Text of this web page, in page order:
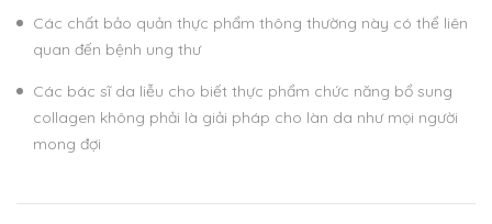
Các chất bảo quản thực phẩm thông thường này có thể liên
quan đến bệnh ung thư
Các bác sĩ da liễu cho biết thực phẩm chức năng bổ sung
collagen không phải là giải pháp cho làn da như mọi người
mong đợi